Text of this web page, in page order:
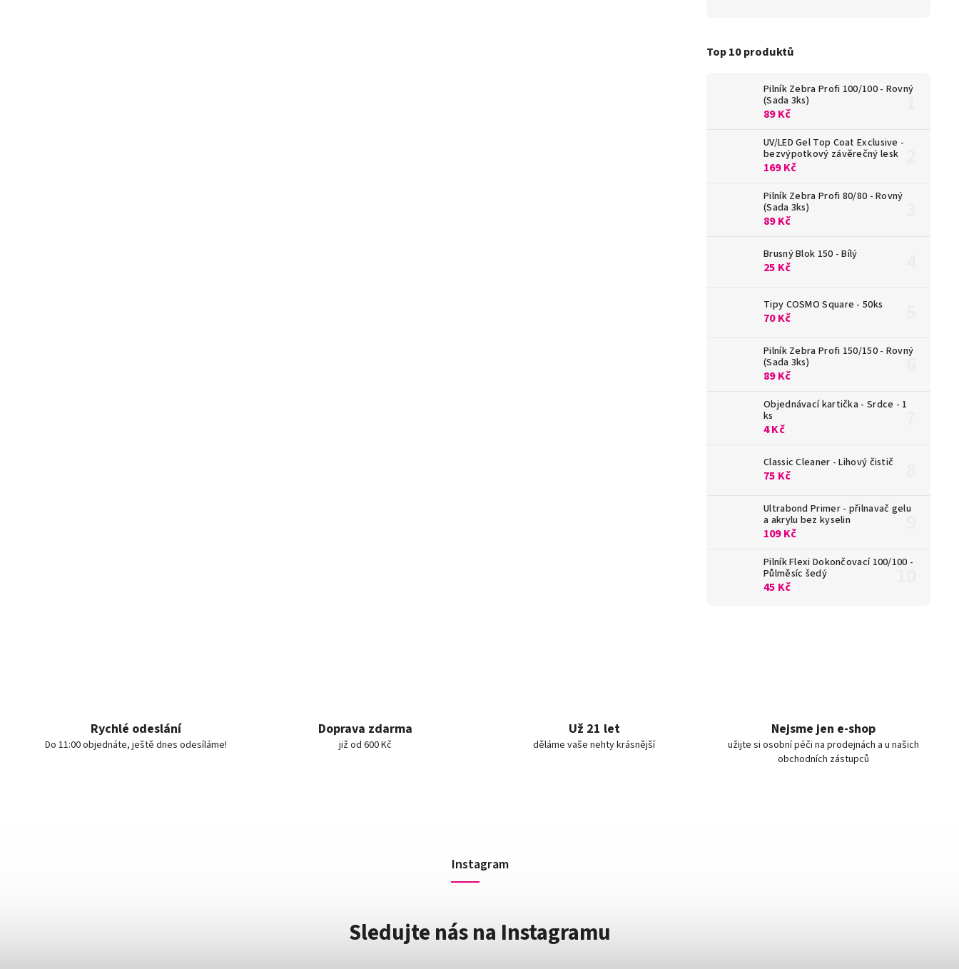
Top 10 produktů
Pilník Zebra Profi 100/100 - Rovný
(Sada 3ks)
89 Kč
UV/LED Gel Top Coat Exclusive -
bezvýpotkový závěrečný lesk
169 Kč
Pilník Zebra Profi 80/80 - Rovný
(Sada 3ks)
89 Kč
Brusný Blok 150 - Bílý
25 Kč
Tipy COSMO Square - 50ks
70 Kč
Pilník Zebra Profi 150/150 - Rovný
(Sada 3ks)
89 Kč
Objednávací kartička - Srdce - 1
ks
4 Kč
Classic Cleaner - Lihový čistič
75 Kč
Ultrabond Primer - přilnavač gelu
a akrylu bez kyselin
109 Kč
Pilník Flexi Dokončovací 100/100 -
Půlměsíc šedý
45 Kč
Rychlé odeslání
Do 11:00 objednáte, ještě dnes odesíláme!
Doprava zdarma
již od 600 Kč
Už 21 let
děláme vaše nehty krásnější
Nejsme jen e-shop
užijte si osobní péči na prodejnách a u našich
obchodních zástupců
Instagram
Sledujte nás na Instagramu